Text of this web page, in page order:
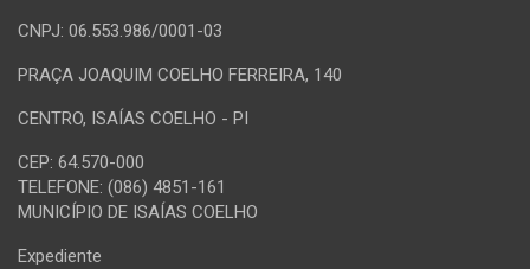
CNPJ: 06.553.986/0001-03
PRAÇA JOAQUIM COELHO FERREIRA, 140
CENTRO, ISAÍAS COELHO - PI
CEP: 64.570-000
TELEFONE: (086) 4851-161
MUNICÍPIO DE ISAÍAS COELHO
Expediente